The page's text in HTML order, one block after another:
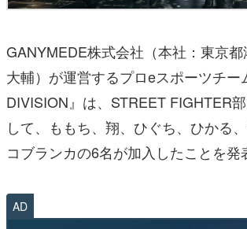
GANYMEDE株式会社（本社：東京
大輔）が運営するプロeスポーツチー
DIVISION』は、STREET FIGHTER
して、ももち、翔、ひぐち、ひかる
コブランカの6名が加入したことを発
AD